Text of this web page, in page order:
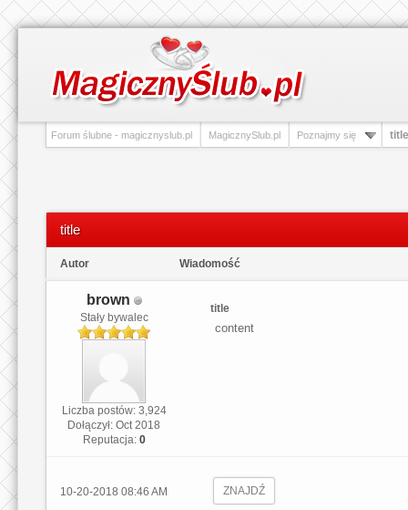
Forum ślubne - magicznyslub.pl MagicznySlub.pl Poznajmy się title
title
Autor Wiadomość
brown
Stały bywalec
Liczba postów: 3,924
Dołączył: Oct 2018
Reputacja: 0
title
content
10-20-2018 08:46 AM ZNAJDŹ